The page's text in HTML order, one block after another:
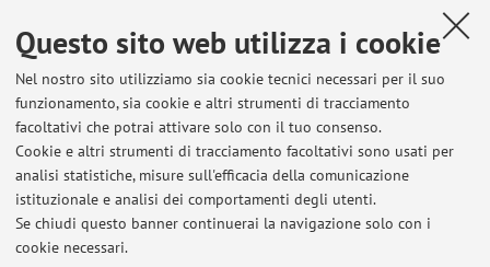
Questo sito web utilizza i cookie
Nel nostro sito utilizziamo sia cookie tecnici necessari per il suo
funzionamento, sia cookie e altri strumenti di tracciamento
facoltativi che potrai attivare solo con il tuo consenso.
Cookie e altri strumenti di tracciamento facoltativi sono usati per
analisi statistiche, misure sull'efficacia della comunicazione
istituzionale e analisi dei comportamenti degli utenti.
Se chiudi questo banner continuerai la navigazione solo con i
cookie necessari.
Orario di ricevimento
Ricevimento svolto tramite Teams, orario da concordare via
mail.